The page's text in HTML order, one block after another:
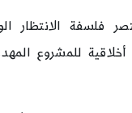
فلسفة الانتظار
أخلاقية للمشروع